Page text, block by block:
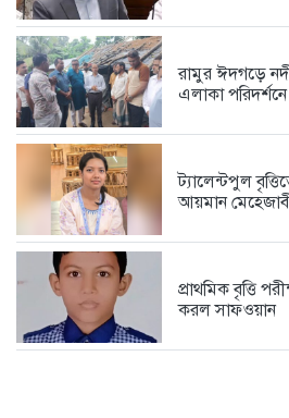
রামুর ঈদগড়ে
এলাকা
ট্যালেন্টপুল
আয়মান
প্রাথমিক বৃত্তি
করল সাফওয়ান